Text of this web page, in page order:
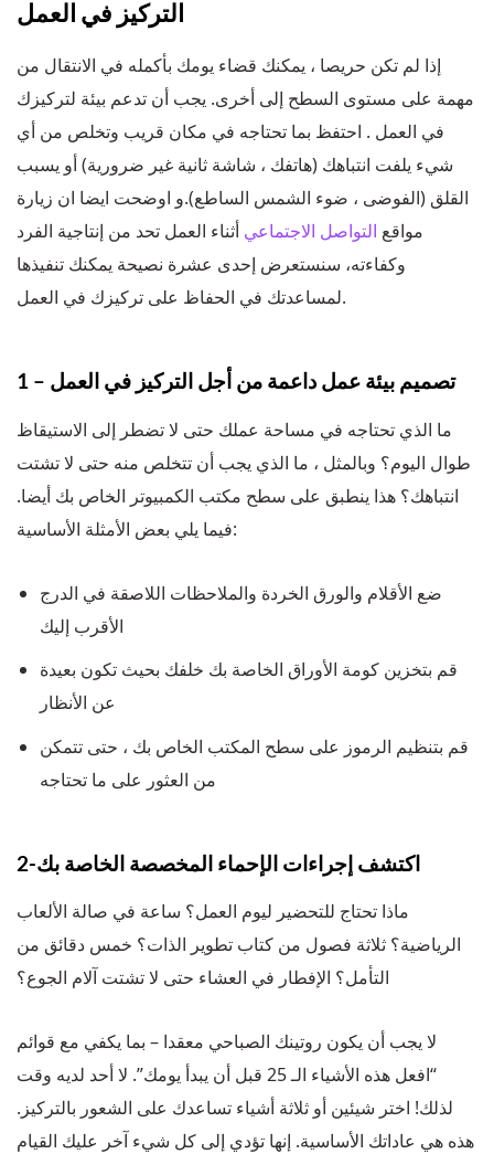
التركيز في العمل
إذا لم تكن حريصا ، يمكنك قضاء يومك بأكمله في الانتقال من
مهمة على مستوى السطح إلى أخرى. يجب أن تدعم بيئة لتركيزك
في العمل . احتفظ بما تحتاجه في مكان قريب وتخلص من أي
شيء يلفت انتباهك (هاتفك ، شاشة ثانية غير ضرورية) أو يسبب
القلق (الفوضى ، ضوء الشمس الساطع).و اوضحت ايضا ان زيارة
مواقع التواصل الاجتماعي أثناء العمل تحد من إنتاجية الفرد
وكفاءته، سنستعرض إحدى عشرة نصيحة يمكنك تنفيذها
لمساعدتك في الحفاظ على تركيزك في العمل.
1 – تصميم بيئة عمل داعمة من أجل التركيز في العمل
ما الذي تحتاجه في مساحة عملك حتى لا تضطر إلى الاستيقاظ
طوال اليوم؟ وبالمثل ، ما الذي يجب أن تتخلص منه حتى لا تشتت
انتباهك؟ هذا ينطبق على سطح مكتب الكمبيوتر الخاص بك أيضا.
فيما يلي بعض الأمثلة الأساسية:
ضع الأقلام والورق الخردة والملاحظات اللاصقة في الدرج
الأقرب إليك
قم بتخزين كومة الأوراق الخاصة بك خلفك بحيث تكون بعيدة
عن الأنظار
قم بتنظيم الرموز على سطح المكتب الخاص بك ، حتى تتمكن
من العثور على ما تحتاجه
2-اكتشف إجراءات الإحماء المخصصة الخاصة بك
ماذا تحتاج للتحضير ليوم العمل؟ ساعة في صالة الألعاب
الرياضية؟ ثلاثة فصول من كتاب تطوير الذات؟ خمس دقائق من
التأمل؟ الإفطار في العشاء حتى لا تشتت آلام الجوع؟
لا يجب أن يكون روتينك الصباحي معقدا – بما يكفي مع قوائم
“افعل هذه الأشياء الـ 25 قبل أن يبدأ يومك”. لا أحد لديه وقت
لذلك! اختر شيئين أو ثلاثة أشياء تساعدك على الشعور بالتركيز.
هذه هي عاداتك الأساسية. إنها تؤدي إلى كل شيء آخر عليك القيام